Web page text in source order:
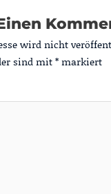
wird nicht
sind mit*markiert